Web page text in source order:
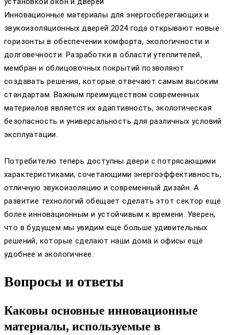
Инновационные материалы для энергосберегающих и
звукоизоляционных дверей 2024 года открывают новые
горизонты в обеспечении комфорта, экологичности и
долговечности. Разработки в области утеплителей,
мембран и облицовочных покрытий позволяют
создавать решения, которые отвечают самым высоким
стандартам. Важным преимуществом современных
материалов является их адаптивность, экологическая
безопасность и универсальность для различных условий
эксплуатации.
Потребителю теперь доступны двери с потрясающими
характеристиками, сочетающими энергоэффективность,
отличную звукоизоляцию и современный дизайн. А
развитие технологий обещает сделать этот сектор ещё
более инновационным и устойчивым к времени. Уверен,
что в будущем мы увидим ещё больше удивительных
решений, которые сделают наши дома и офисы ещё
удобнее и экологичнее.
Вопросы и ответы
Каковы основные инновационные
материалы, используемые в